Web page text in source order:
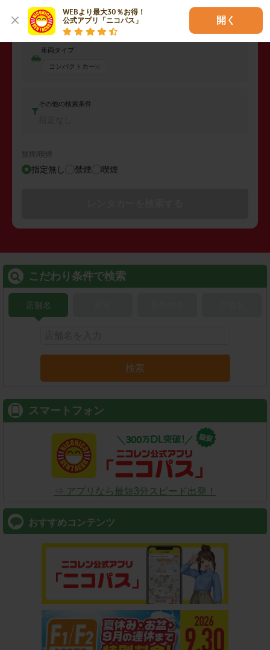
WEBより最大30％お得！
公式アプリ「ニコパス」
開く
2026年08月11日 (火) 04:00
車両タイプ
コンパクトカー
その他の検索条件
禁煙/喫煙
指定無し 禁煙 喫煙
こだわり条件で検索
店舗名
検索
スマートフォン
⇒ アプリなら最短3分スピード出発！
おすすめコンテンツ